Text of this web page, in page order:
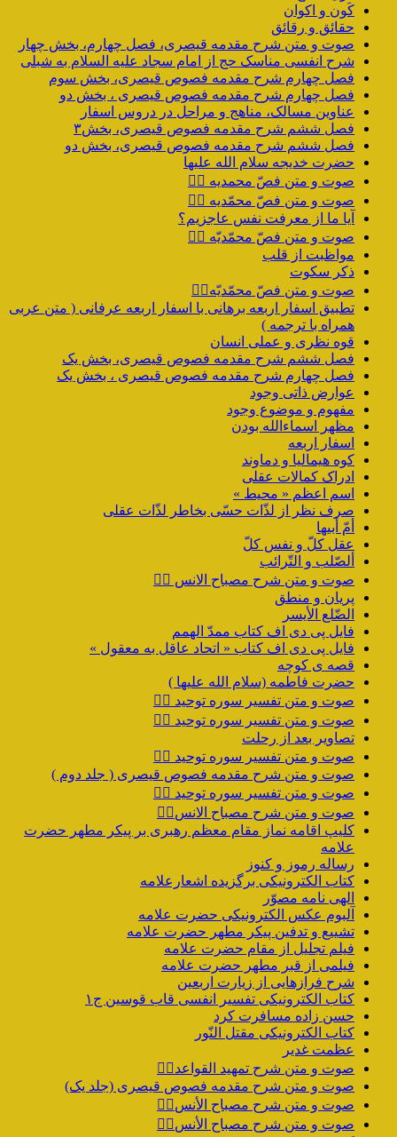
کَون و اکوان
حقائق و رقائق
صوت و متن شرح مقدمه قیصری، فصل چهارم، بخش چهار
شرح انفسی مناسک حج از امام سجاد علیه السلام به شبلی
فصل چهارم شرح مقدمه فصوص قیصری، بخش سوم
فصل چهارم شرح مقدمه فصوص قیصری ، بخش دو
عناوین مسالک، مناهج و مراحل در دروس اسفار
فصل ششم شرح مقدمه فصوص قیصری، بخش۳
فصل ششم شرح مقدمه فصوص قیصری، بخش دو
حضرت خدیجه سلام الله علیها
صوت و متن فصّ محمدیه ۴️⃣
صوت و متن فصّ محمّدیه ۳️⃣
آیا ما از معرفت نفس عاجزیم؟
صوت و متن فصّ محمّدیّه ۲️⃣
مواظبت از قلب
ذکر سکوت
صوت و متن فصّ محمّدیّه۱️⃣
تطبیق اسفار اربعه برهانی با اسفار اربعه عرفانی ( متن عربی
همراه با ترجمه )
قوه نظری و عملی انسان
فصل ششم شرح مقدمه فصوص قیصری، بخش یک
فصل چهارم شرح مقدمه فصوص قیصری ، بخش یک
عوارض ذاتی وجود
مفهوم و موضوع وجود
مظهر اسماءالله بودن
اسفار اربعه
کوه هیمالیا و دماوند
ادراک کمالات عقلی
اسم اعظم « محیط »
صرف نظر از لذّات حسّی بخاطر لذّات عقلی
أمّ أبیها
عقل کلّ و نفس کلّ
ألصّلب و التّرائب
صوت و متن شرح مصباح الانس ۹️⃣
پریان و منطق
الضّلع الأیسر
فایل پی دی اف کتاب ممدّ الهمم
فایل پی دی اف کتاب « اتحاد عاقل به معقول »
قصه ی کوچه
حضرت فاطمه (سلام الله علیها )
صوت و متن تفسیر سوره توحید ۴️⃣
صوت و متن تفسیر سوره توحید ۳️⃣
تصاویر بعد از رحلت
صوت و متن تفسیر سوره توحید ۲️⃣
صوت و متن شرح مقدمه فصوص قیصری ( جلد دوم )
صوت و متن تفسیر سوره توحید ۱️⃣
صوت و متن شرح مصباح الانس۸⃣
کلیپ اقامه نماز مقام معظم رهبری بر پیکر مطهر حضرت
علامه
رساله رموز و کنوز
کتاب الکترونیکی برگزیده اشعارعلامه
الهی نامه مصوّر
آلبوم عکس الکترونیکی حضرت علامه
تشییع و تدفین پیکر مطهر حضرت علامه
فیلم تجلیل از مقام حضرت علامه
فیلمی از قبر مطهر حضرت علامه
شرح فرازهایی از زیارت اربعین
کتاب الکترونیکی تفسیر انفسی قاب قوسین ج۱
حسن زاده مسافرت کرد
کتاب الکترونیکی مقتل النّور
عظمت غدیر
صوت و متن شرح تمهید القواعد۱️⃣
صوت و متن شرح مقدمه فصوص قیصری (جلد یک)
صوت و متن شرح مصباح الأنس۷️⃣
صوت و متن شرح مصباح الأنس۶️⃣